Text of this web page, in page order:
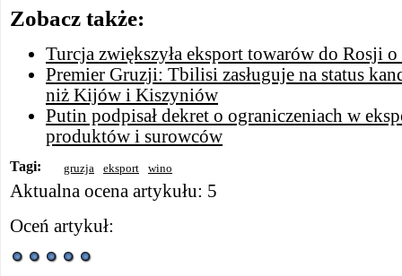
Zobacz także:
Turcja zwiększyła eksport towarów do Rosji
Premier Gruzji: Tbilisi zasługuje na status
niż Kijów i Kiszyniów
Putin podpisał dekret o ograniczeniach w
produktów i surowców
Tagi: gruzja eksport wino
Aktualna ocena artykułu: 5
Oceń artykuł: